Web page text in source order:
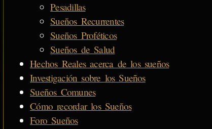
Pesadillas
Sueños Recurrentes
Sueños Proféticos
Sueños de Salud
Hechos Reales acerca de los sueños
Investigación sobre los Sueños
Sueños Comunes
Cómo recordar los Sueños
Foro Sueños